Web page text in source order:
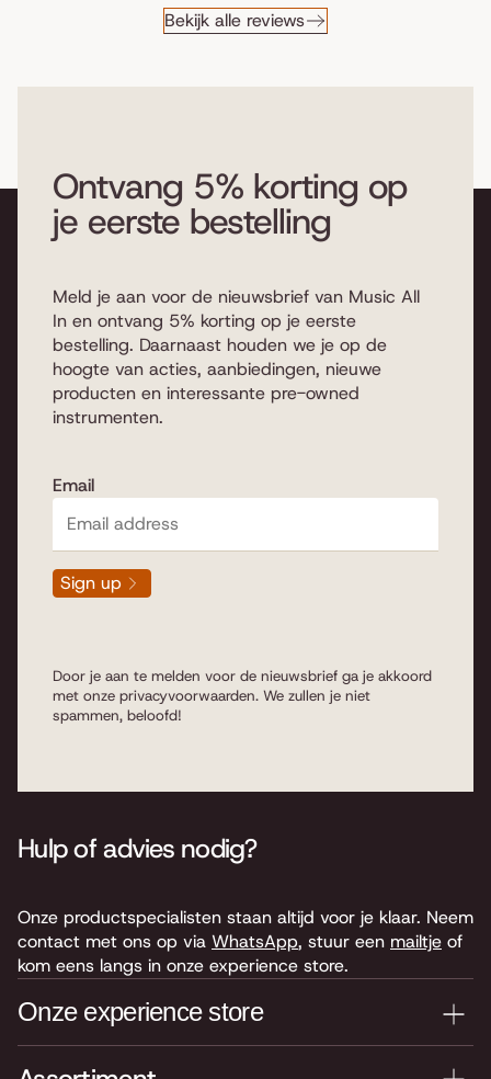
Bekijk alle reviews
Ontvang 5% korting op
je eerste bestelling
Meld je aan voor de nieuwsbrief van Music All
In en ontvang 5% korting op je eerste
bestelling. Daarnaast houden we je op de
hoogte van acties, aanbiedingen, nieuwe
producten en interessante pre-owned
instrumenten.
Email
Sign up
Door je aan te melden voor de nieuwsbrief ga je akkoord
met onze privacyvoorwaarden. We zullen je niet
spammen, beloofd!
Hulp of advies nodig?
Onze productspecialisten staan altijd voor je klaar. Neem
contact met ons op via WhatsApp, stuur een mailtje of
kom eens langs in onze experience store.
Onze experience store
Je nieuwe instrument testen? Kom langs in onze winkel